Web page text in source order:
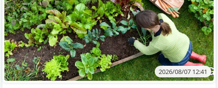
2026/08/07 12:41